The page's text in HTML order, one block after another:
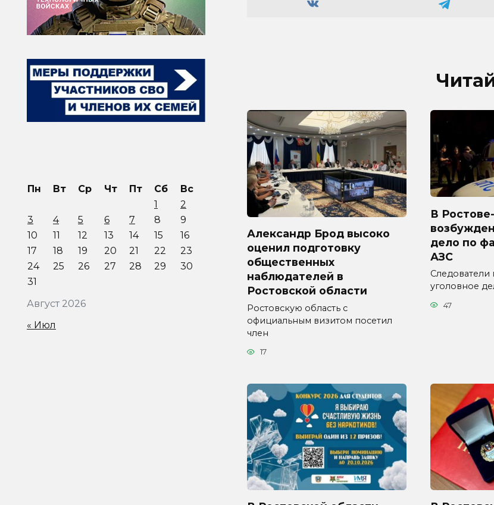
Александр Брод высоко
оценил подготовку
общественных
наблюдателей в
Ростовской области
Ростовскую область с
официальным визитом посетил
член
17
В
дело по
АЗС
уголовное
47
Август 2026
Пн Вт Ср Чт Пт Сб
Вс
1
2
3
4 5 6 7 8
9
10
11 12 13 14 15
16
17
18 19 20 21 22
23
24
25 26 27 28 29
30
31
« Июл